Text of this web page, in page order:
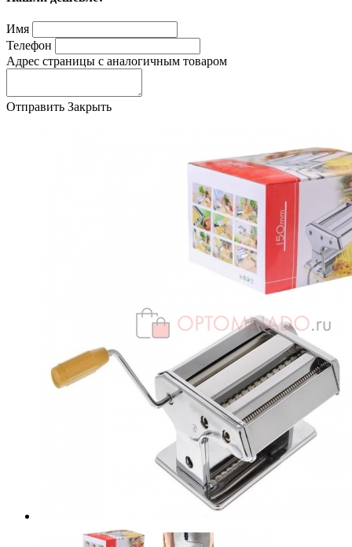
Имя
Телефон
Адрес страницы с аналогичным товаром
Отправить Закрыть